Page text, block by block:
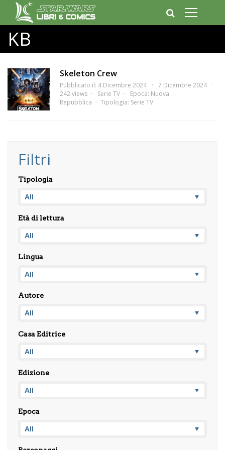
KB
Skeleton Crew
Pubblicato il: 4 Dicembre 2024
7 Dicembre 2024
242 views
Serie TV Epoca: Nuova
Repubblica
Tipologia: Serie TV
Filtri
Tipologia
Età di lettura
Lingua
Autore
Casa Editrice
Edizione
Epoca